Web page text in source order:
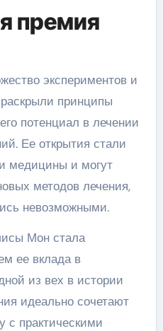
премия
экспериментов и
принципы
потенциал в лечении
Ее открытия стали
медицины и могут
методов лечения,
невозможными.
Мон стала
ее вклада в
из вех в истории
идеально сочетают
с практическими